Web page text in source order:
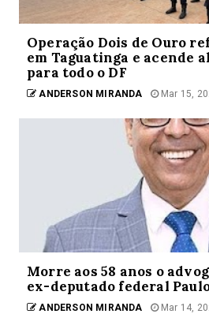
Operação Dois de Ouro
em Taguatinga e acende
para todo o DF
ANDERSON MIRANDA Mar 15,
Morre aos 58 anos o
ex-deputado federal
ANDERSON MIRANDA Mar 14,